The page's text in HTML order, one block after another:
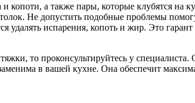
а также пары, которые клубятся на
Не допустить подобные проблемы
испарения, копоть и жир. Это гарант
то проконсультируйтесь у
в вашей кухне. Она обеспечит